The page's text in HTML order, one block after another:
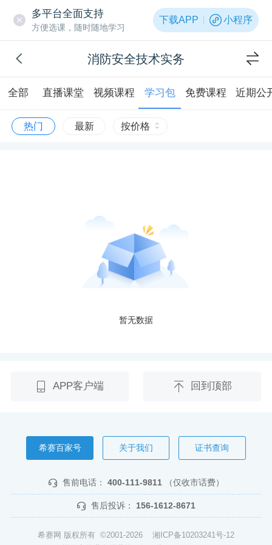
多平台全面支持
方便选课，随时随地学习
下载APP 小程序
消防安全技术实务
全部 直播课堂 视频课程 学习包 免费课程 近期公
热门 最新 按价格
暂无数据
APP客户端 回到顶部
希赛百家号 关于我们 证书查询
售前电话： 400-111-9811 （仅收市话费）
售后投诉： 156-1612-8671
希赛网 版权所有 ©2001-2026 湘ICP备10203241号-12